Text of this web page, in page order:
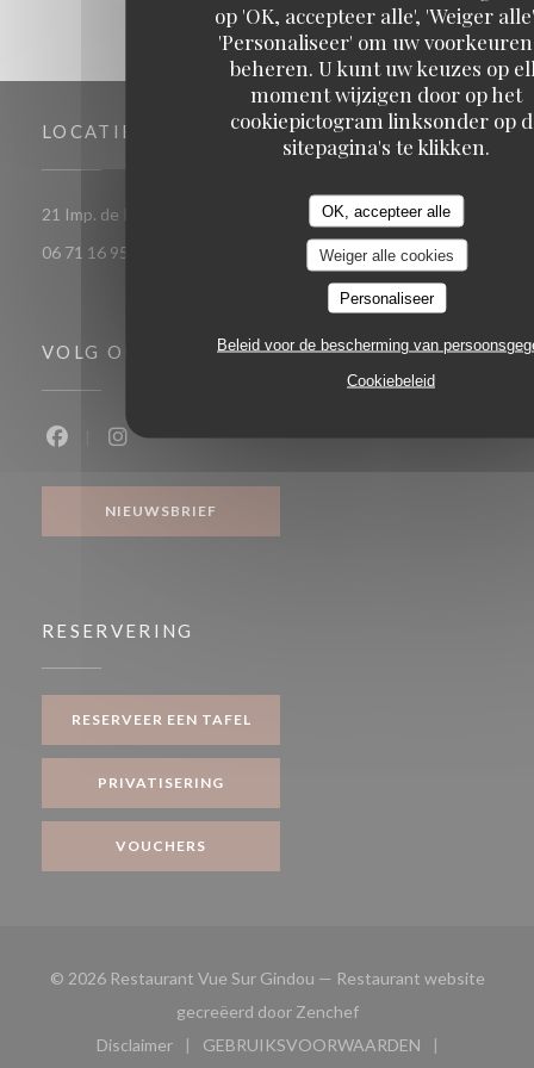
op 'OK, accepteer alle', 'Weiger
'Personaliseer' om uw
beheren. U kunt uw keuzes op
moment wijzigen door op het
cookiepictogram linksonder op
sitepagina's te klikken.
OK, accepteer alle
Weiger alle cookies
Personaliseer
Beleid voor de bescherming van
Cookiebeleid
LOCATIE
21 Imp. de Rigal Haut 46250 Gindou
((opent in een nieuw venster))
06 71 16 95 23
VOLG ONS
NIEUWSBRIEF
RESERVERING
RESERVEER EEN TAFEL
PRIVATISERING
VOUCHERS
© 2026 Restaurant Vue Sur Gindou — Restaurant website
gecreëerd door Zenchef((opent in een nieuw
Disclaimer
((opent in een nieuw venster))
GEBRUIKSVOORWAARDEN
((opent in een nieuw